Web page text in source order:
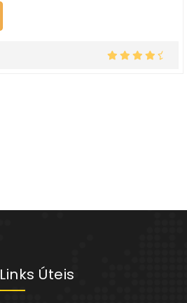
Links Úteis